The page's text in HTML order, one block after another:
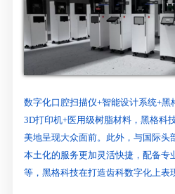
数字化口腔扫描仪+智能设计系统+黑
3D打印机+医用级树脂材料，黑格科
美地呈现大众面前。此外，与国际头
本土化的服务更加灵活快捷，配备专
等，黑格科技在打造齿科数字化上表